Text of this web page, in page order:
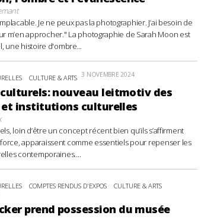
Je ne peux pas la photographier. J’ai besoin de
m’en approcher." La photographie de Sarah Moon est
une histoire d'ombre...
CULTURE & ARTS 3 NOVEMBRE 2024
nouveau leitmotiv des
institutions culturelles
loin d’être un concept récent bien qu’ils s’affirment
apparaissent comme essentiels pour repenser les
contemporaines....
COMPTES RENDUS D'EXPOS CULTURE & ARTS
prend possession du musée